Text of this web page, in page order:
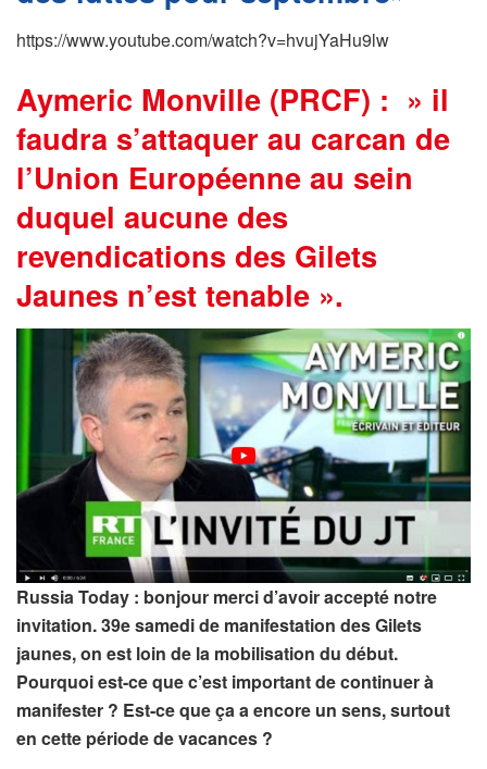
https://www.youtube.com/watch?v=hvujYaHu9lw
Aymeric Monville (PRCF) : » il
faudra s’attaquer au carcan de
l’Union Européenne au sein
duquel aucune des
revendications des Gilets
Jaunes n’est tenable ».
Russia Today : bonjour merci d’avoir accepté notre
invitation. 39e samedi de manifestation des Gilets
jaunes, on est loin de la mobilisation du début.
Pourquoi est-ce que c’est important de continuer à
manifester ? Est-ce que ça a encore un sens, surtout
en cette période de vacances ?